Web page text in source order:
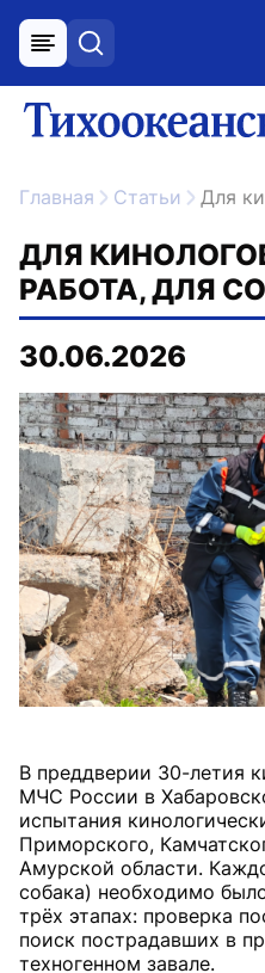
меню поиск
Главная Статьи Для
ДЛЯ
РАБОТА, ДЛЯ
30.06.2026
В преддверии 30-летия
МЧС России в
испытания
Приморского,
Амурской области.
собака) необходимо
трёх этапах: проверка
поиск пострадавших в
техногенном завале.